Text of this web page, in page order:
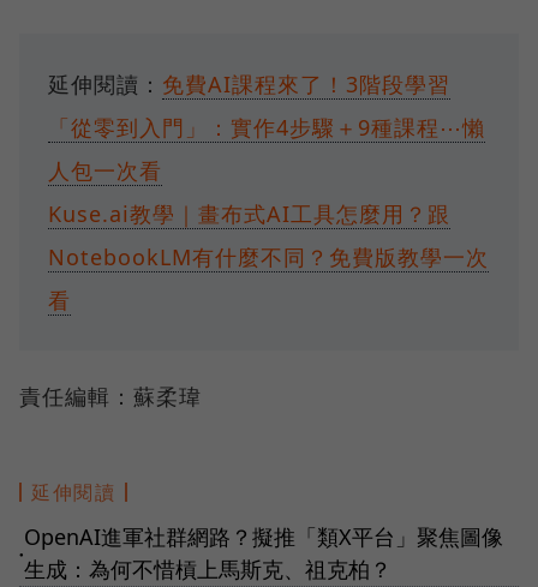
延伸閱讀： 免費AI課程來了！3階段學習
「從零到入門」：實作4步驟＋9種課程⋯懶
人包一次看
Kuse.ai教學｜畫布式AI工具怎麼用？跟
NotebookLM有什麼不同？免費版教學一次
看
責任編輯：蘇柔瑋
延伸閱讀
●
OpenAI進軍社群網路？擬推「類X平台」聚焦圖像
生成：為何不惜槓上馬斯克、祖克柏？